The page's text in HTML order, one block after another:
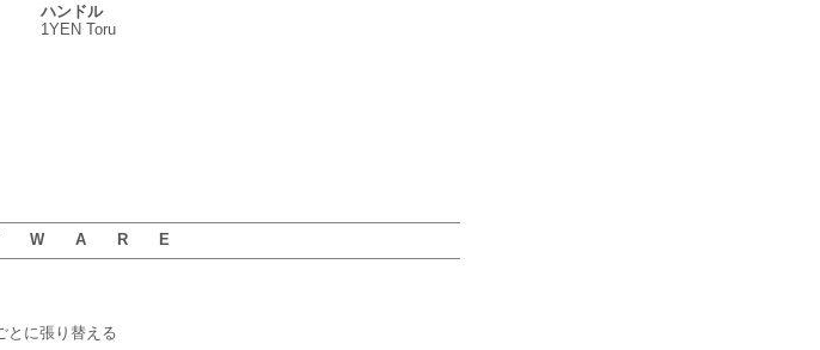
ハンドル
1YEN Toru
W A R E
とに張り替える